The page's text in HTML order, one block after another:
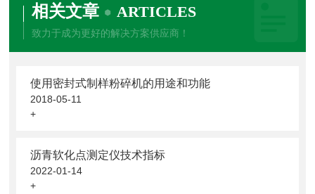
相关文章 ARTICLES
致力于成为更好的解决方案供应商！
使用密封式制样粉碎机的用途和功能
2018-05-11
+
沥青软化点测定仪技术指标
2022-01-14
+